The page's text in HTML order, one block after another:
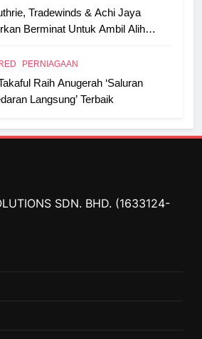
Tradewinds & Achi Jaya
Berminat Untuk Ambil Alih
PERNIAGAAN
Raih Anugerah ‘Saluran
Langsung’ Terbaik
SDN. BHD. (1633124-